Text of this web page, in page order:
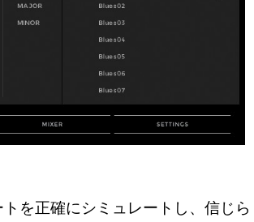
を正確にシミュレートし、信じら